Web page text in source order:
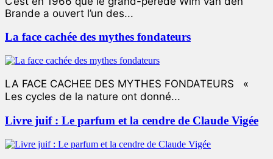
Brande a ouvert l’un des...
La face cachée des mythes fondateurs
LA FACE CACHEE DES MYTHES FONDATEURS «
Les cycles de la nature ont donné...
Livre juif : Le parfum et la cendre de Claude Vigée